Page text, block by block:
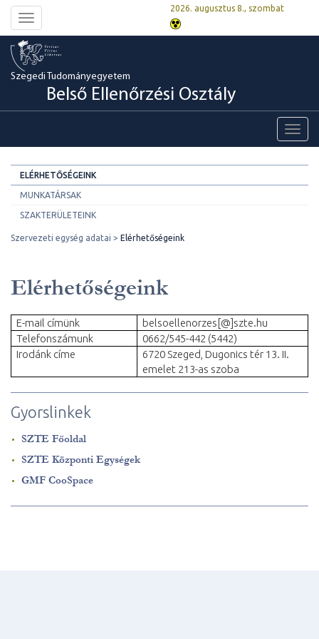
Toggle
navigation
2026. augusztus 8., szombat
Szegedi Tudományegyetem
Belső Ellenőrzési Osztály
ELÉRHETŐSÉGEINK
MUNKATÁRSAK
SZAKTERÜLETEINK
Szervezeti egység adatai Elérhetőségeink
Elérhetőségeink
E-mail címünk
belsoellenorzes[@]szte.hu
Telefonszámunk
0662/545-442 (5442)
Irodánk címe
6720 Szeged, Dugonics tér 13. II.
emelet 213-as szoba
Gyorslinkek
SZTE Főoldal
SZTE Központi Egységek
GMF CooSpace